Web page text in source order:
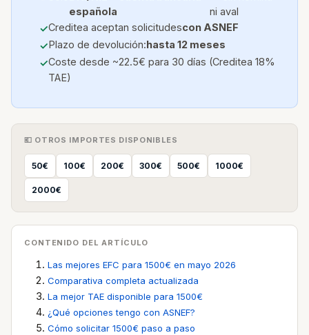
española
ni aval
Creditea aceptan solicitudescon ASNEF
Plazo de devolución:hasta 12 meses
Coste desde ~22.5€ para 30 días (Creditea 18%
TAE)
💶 OTROS IMPORTES DISPONIBLES
50€ 100€ 200€ 300€ 500€ 1000€
2000€
CONTENIDO DEL ARTÍCULO
Las mejores EFC para 1500€ en mayo 2026
Comparativa completa actualizada
La mejor TAE disponible para 1500€
¿Qué opciones tengo con ASNEF?
Cómo solicitar 1500€ paso a paso